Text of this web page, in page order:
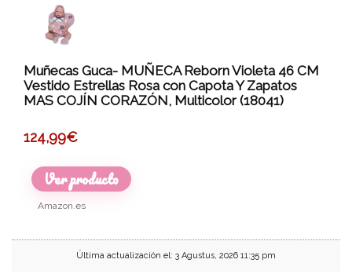
Muñecas Guca- MUÑECA Reborn Violeta 46 CM
Vestido Estrellas Rosa con Capota Y Zapatos
MAS COJÍN CORAZÓN, Multicolor (18041)
124,99€
Ver producto
Amazon.es
Última actualización el: 3 Agustus, 2026 11:35 pm